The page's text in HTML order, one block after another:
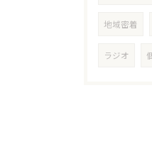
地域密着
ラジオ